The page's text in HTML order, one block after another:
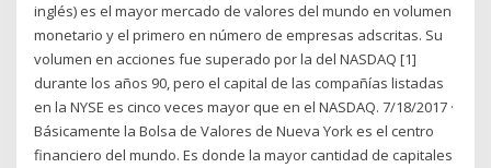
inglés) es el mayor mercado de valores del mundo en volumen
monetario y el primero en número de empresas adscritas. Su
volumen en acciones fue superado por la del NASDAQ [1]
durante los años 90, pero el capital de las compañías listadas
en la NYSE es cinco veces mayor que en el NASDAQ. 7/18/2017 ·
Básicamente la Bolsa de Valores de Nueva York es el centro
financiero del mundo. Es donde la mayor cantidad de capitales